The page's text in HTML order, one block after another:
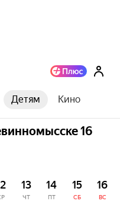
Детям Кино
16
13
ЧТ
14
ПТ
15
СБ
16
ВС